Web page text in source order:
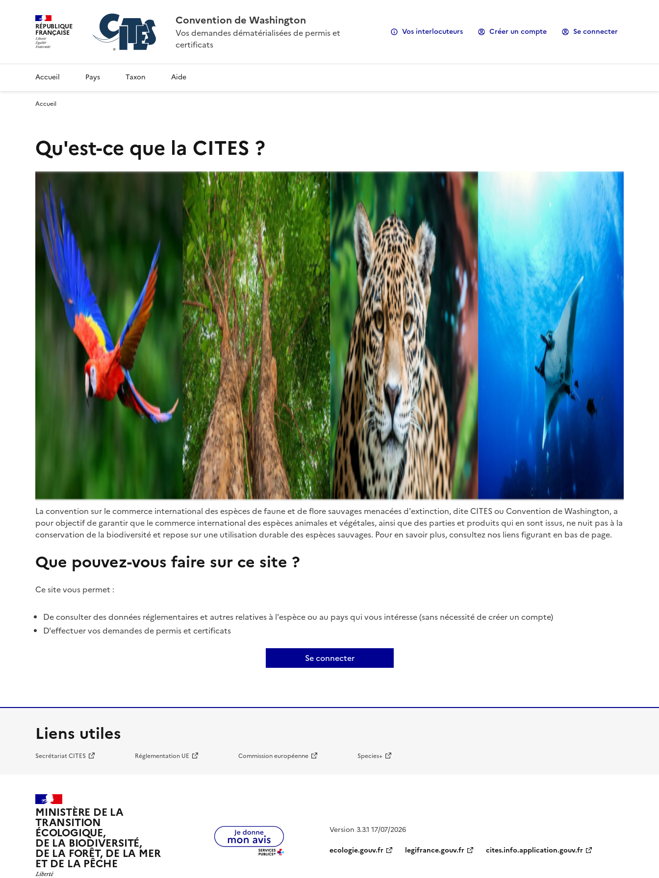
RÉPUBLIQUE
FRANÇAISE
Convention de Washington
Vos demandes dématérialisées de permis et
certificats
Vos interlocuteurs Créer un compte Se connecter
Accueil Pays Taxon Aide
Accueil
Qu'est-ce que la CITES ?
La convention sur le commerce international des espèces de faune et de flore sauvages menacées d'extinction, dite CITES ou Convention de Washington, a
pour objectif de garantir que le commerce international des espèces animales et végétales, ainsi que des parties et produits qui en sont issus, ne nuit pas à la
conservation de la biodiversité et repose sur une utilisation durable des espèces sauvages. Pour en savoir plus, consultez nos liens figurant en bas de page.
Que pouvez-vous faire sur ce site ?
Ce site vous permet :
De consulter des données réglementaires et autres relatives à l'espèce ou au pays qui vous intéresse (sans nécessité de créer un compte)
D'effectuer vos demandes de permis et certificats
Se connecter
Liens utiles
Secrétariat CITES Réglementation UE Commission européenne Species+
MINISTÈRE DE LA
TRANSITION
ÉCOLOGIQUE,
DE LA BIODIVERSITÉ,
DE LA FORÊT, DE LA MER
ET DE LA PÊCHE
Version 3.3.1 17/07/2026
ecologie.gouv.fr
legifrance.gouv.fr cites.info.application.gouv.fr